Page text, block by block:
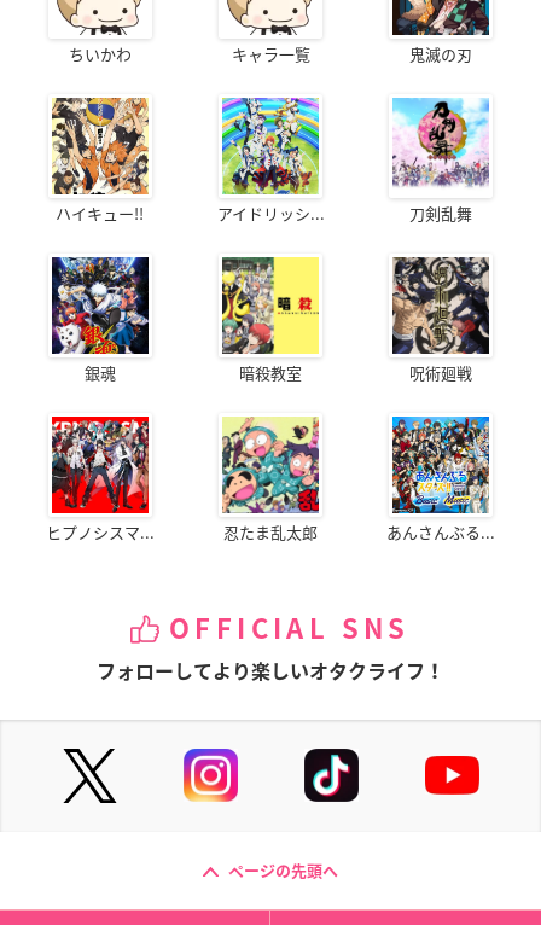
ちいかわ キャラ一覧 鬼滅の刃
ハイキュー!! アイドリッシ... 刀剣乱舞
銀魂 暗殺教室 呪術廻戦
ヒプノシスマ... 忍たま乱太郎 あんさんぶる...
OFFICIAL SNS
フォローしてより楽しいオタクライフ！
ページの先頭へ